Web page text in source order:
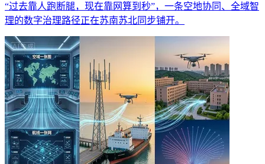
“过去靠人跑断腿，现在靠网算到秒”，一条空地协同、全域智
理的数字治理路径正在苏南苏北同步铺开。